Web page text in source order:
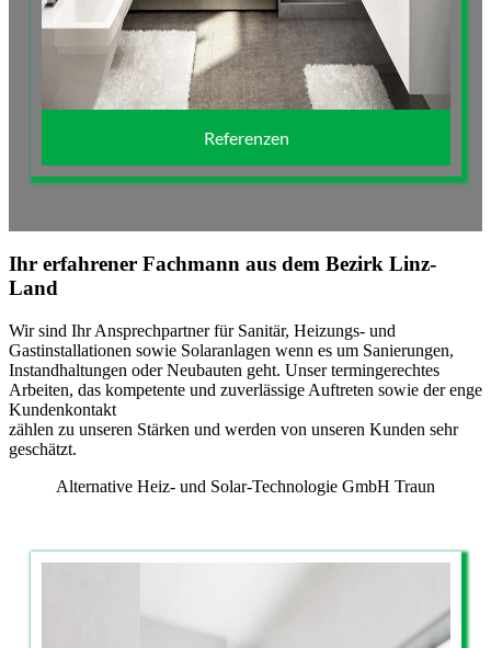
Referenzen
Ihr erfahrener Fachmann aus dem Bezirk Linz-
Land
Wir sind Ihr Ansprechpartner für Sanitär, Heizungs- und
Gastinstallationen sowie Solaranlagen wenn es um Sanierungen,
Instandhaltungen oder Neubauten geht. Unser termingerechtes
Arbeiten, das kompetente und zuverlässige Auftreten sowie der enge
Kundenkontakt
zählen zu unseren Stärken und werden von unseren Kunden sehr
geschätzt.
Alternative Heiz- und Solar-Technologie GmbH Traun